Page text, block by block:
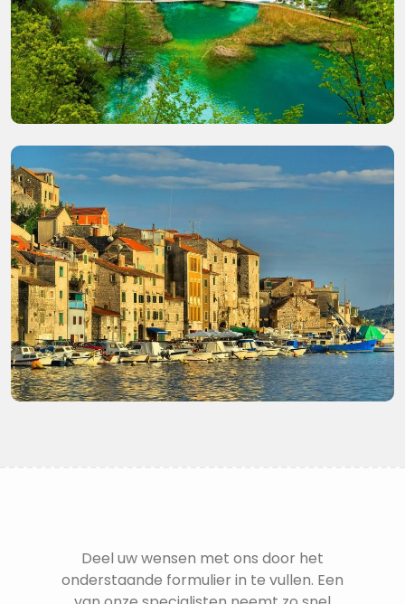
Deel uw wensen met ons door het
onderstaande formulier in te vullen. Een